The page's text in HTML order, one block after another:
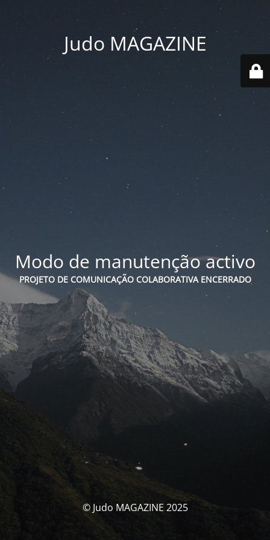
Judo MAGAZINE
Modo de manutenção activo
PROJETO DE COMUNICAÇÃO COLABORATIVA ENCERRADO
© Judo MAGAZINE 2025